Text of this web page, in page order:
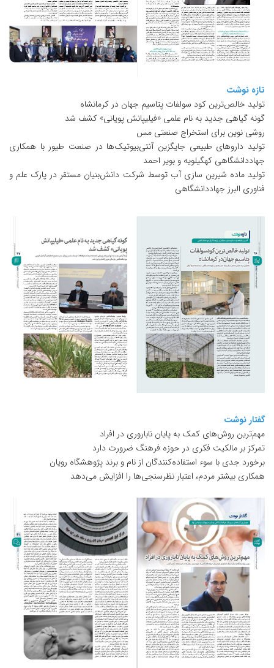
تازه نوشت
تولید خالص‌ترین کود سولفات پتاسیم جهان در کرمانشاه
گونه گیاهی جدید به نام علمی «فیلیپانش پویانی» کشف شد
روشی نوین برای استخراج صنعتی مس
تولید داروهای طبیعی جایگزین آنتی‌بیوتیک‌ها در صنعت طیور با همکاری
جهاددانشگاهی کهگیلویه و بویر احمد
تولید ماده شیرین سازی آب توسط شرکت دانش‌بنیان مستقر در پارک علم و
فناوری البرز جهاددانشگاهی
گفتار نوشت
مهم‌ترین روش‌های کمک به پایان ناباروری در افراد
تمرکز بر مالکیت فکری در حوزه فرهنگ ضرورت دارد
برخورد جدی با سوء استفاده‌کنندگان از نام و برند پژوهشگاه رویان
همکاری بیشتر مردم، اعتبار نظرسنجی‌ها را افزایش می‌دهد